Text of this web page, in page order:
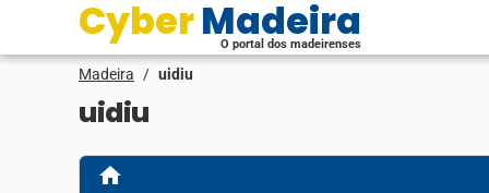
Cyber Madeira
O portal dos madeirenses
Madeira / uidiu
uidiu
home